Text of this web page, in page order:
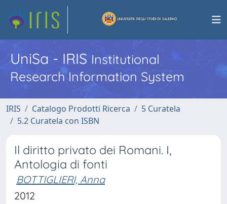
UniSa - IRISInstitutional
Research Information System
IRIS Catalogo Prodotti Ricerca
5 Curatela
5.2 Curatela con ISBN
Il diritto privato dei Romani. I,
Antologia di fonti
BOTTIGLIERI, Anna
2012